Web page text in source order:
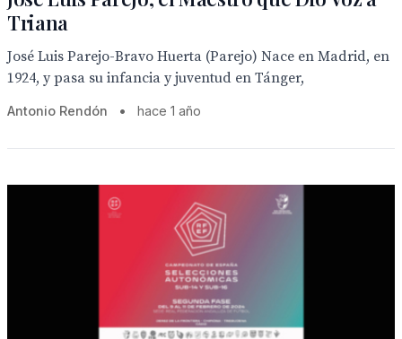
Triana
José Luis Parejo-Bravo Huerta (Parejo) Nace en Madrid, en
1924, y pasa su infancia y juventud en Tánger,
Antonio Rendón • hace 1 año